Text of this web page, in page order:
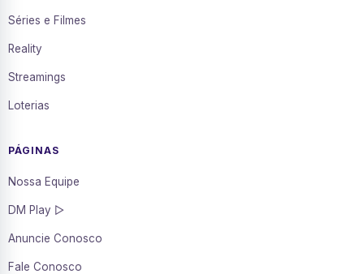
Séries e Filmes
Reality
Streamings
Loterias
PÁGINAS
Nossa Equipe
DM Play ▷
Anuncie Conosco
Fale Conosco